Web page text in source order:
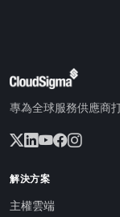
專為全球服務供應商
解決方案
主權雲端